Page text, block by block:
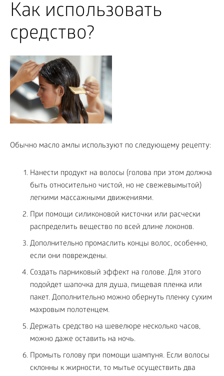
Как использовать
средство?
Обычно масло амлы используют по следующему рецепту:
Нанести продукт на волосы (голова при этом должна
быть относительно чистой, но не свежевымытой)
легкими массажными движениями.
При помощи силиконовой кисточки или расчески
распределить вещество по всей длине локонов.
Дополнительно промаслить концы волос, особенно,
если они повреждены.
Создать парниковый эффект на голове. Для этого
подойдет шапочка для душа, пищевая пленка или
пакет. Дополнительно можно обернуть пленку сухим
махровым полотенцем.
Держать средство на шевелюре несколько часов,
можно даже оставить на ночь.
Промыть голову при помощи шампуня. Если волосы
склонны к жирности, то мытье осуществить два